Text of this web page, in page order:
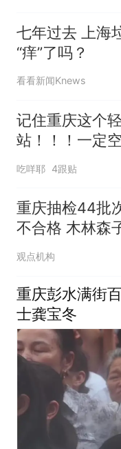
七年过去 上海
“痒”了吗？
看看新闻Knews
记住重庆这个
站！！！一定
吃咩耶 4跟贴
重庆抽检44批
不合格 木林森
名
观点机构
重庆彭水满街
士龚宝冬